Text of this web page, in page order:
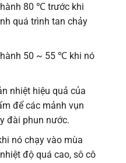
80 ℃ trước khi
quá trình tan chảy
50 ~ 55 ℃ khi nó
nhiệt hiệu quả của
để các mảnh vụn
đài phun nước.
nó chạy vào mùa
độ quá cao, sô cô